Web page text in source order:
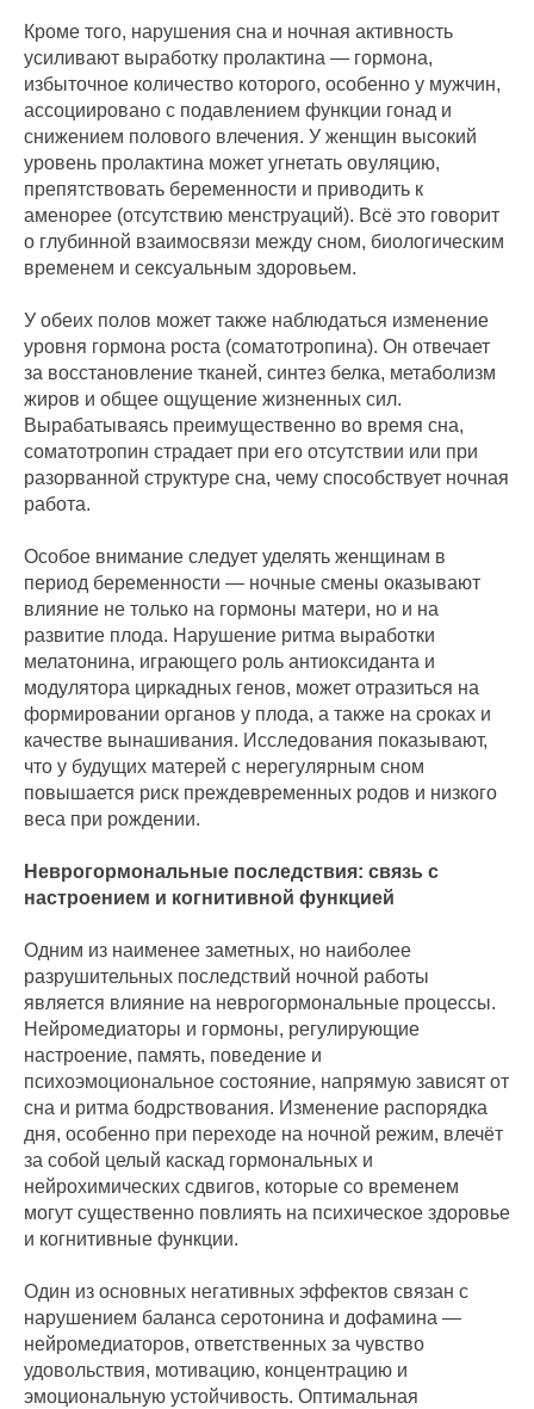
Кроме того, нарушения сна и ночная активность
усиливают выработку пролактина — гормона,
избыточное количество которого, особенно у мужчин,
ассоциировано с подавлением функции гонад и
снижением полового влечения. У женщин высокий
уровень пролактина может угнетать овуляцию,
препятствовать беременности и приводить к
аменорее (отсутствию менструаций). Всё это говорит
о глубинной взаимосвязи между сном, биологическим
временем и сексуальным здоровьем.
У обеих полов может также наблюдаться изменение
уровня гормона роста (соматотропина). Он отвечает
за восстановление тканей, синтез белка, метаболизм
жиров и общее ощущение жизненных сил.
Вырабатываясь преимущественно во время сна,
соматотропин страдает при его отсутствии или при
разорванной структуре сна, чему способствует ночная
работа.
Особое внимание следует уделять женщинам в
период беременности — ночные смены оказывают
влияние не только на гормоны матери, но и на
развитие плода. Нарушение ритма выработки
мелатонина, играющего роль антиоксиданта и
модулятора циркадных генов, может отразиться на
формировании органов у плода, а также на сроках и
качестве вынашивания. Исследования показывают,
что у будущих матерей с нерегулярным сном
повышается риск преждевременных родов и низкого
веса при рождении.
Неврогормональные последствия: связь с
настроением и когнитивной функцией
Одним из наименее заметных, но наиболее
разрушительных последствий ночной работы
является влияние на неврогормональные процессы.
Нейромедиаторы и гормоны, регулирующие
настроение, память, поведение и
психоэмоциональное состояние, напрямую зависят от
сна и ритма бодрствования. Изменение распорядка
дня, особенно при переходе на ночной режим, влечёт
за собой целый каскад гормональных и
нейрохимических сдвигов, которые со временем
могут существенно повлиять на психическое здоровье
и когнитивные функции.
Один из основных негативных эффектов связан с
нарушением баланса серотонина и дофамина —
нейромедиаторов, ответственных за чувство
удовольствия, мотивацию, концентрацию и
эмоциональную устойчивость. Оптимальная